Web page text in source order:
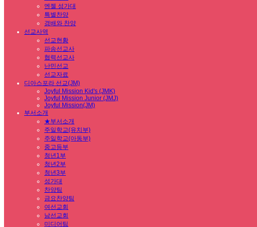
엔젤 성가대
특별찬양
경배와 찬양
선교사역
선교현황
파송선교사
협력선교사
난민선교
선교자료
디아스포라 선교(JM)
Joyful Mission Kid's (JMK)
Joyful Mission Junior (JMJ)
Joyful Mission(JM)
부서소개
★부서소개
주일학교(유치부)
주일학교(아동부)
중고등부
청년1부
청년2부
청년3부
성가대
찬양팀
금요찬양팀
여선교회
남선교회
미디어팀